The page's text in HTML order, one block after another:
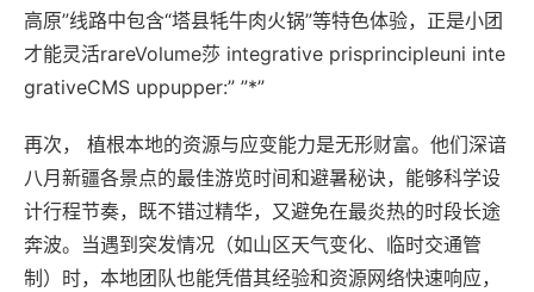
高原”线路中包含“塔县牦牛肉火锅”等特色体验，正是小团
才能灵活rareVolume莎 integrative prisprincipleuni inte
grativeCMS uppupper:” ”*”
再次， ‌植根本地的资源与应变能力‌是无形财富。他们深谙
八月新疆各景点的最佳游览时间和避暑秘诀，能够科学设
计行程节奏，既不错过精华，又避免在最炎热的时段长途
奔波。当遇到突发情况（如山区天气变化、临时交通管
制）时，本地团队也能凭借其经验和资源网络快速响应，